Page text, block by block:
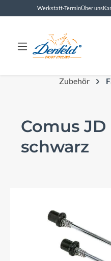
springenWerkstatt-TerminÜber uns
Zubehör
Comus JD
schwarz